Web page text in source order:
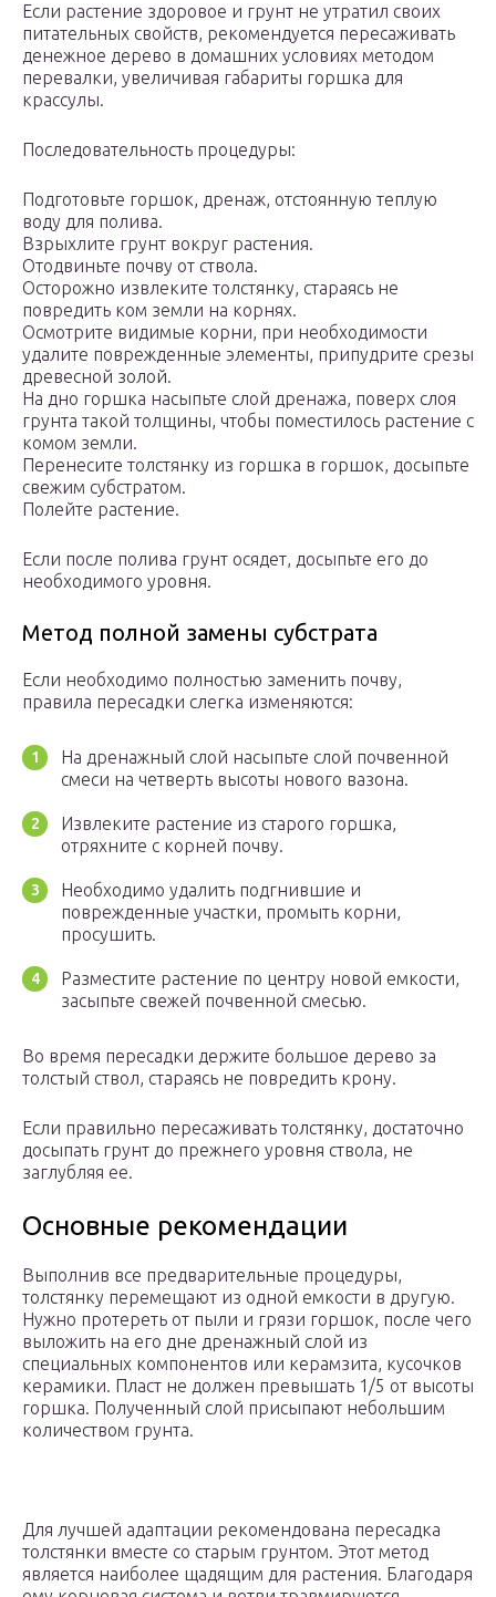
Если растение здоровое и грунт не утратил своих
питательных свойств, рекомендуется пересаживать
денежное дерево в домашних условиях методом
перевалки, увеличивая габариты горшка для
крассулы.
Последовательность процедуры:
Подготовьте горшок, дренаж, отстоянную теплую
воду для полива.
Взрыхлите грунт вокруг растения.
Отодвиньте почву от ствола.
Осторожно извлеките толстянку, стараясь не
повредить ком земли на корнях.
Осмотрите видимые корни, при необходимости
удалите поврежденные элементы, припудрите срезы
древесной золой.
На дно горшка насыпьте слой дренажа, поверх слоя
грунта такой толщины, чтобы поместилось растение с
комом земли.
Перенесите толстянку из горшка в горшок, досыпьте
свежим субстратом.
Полейте растение.
Если после полива грунт осядет, досыпьте его до
необходимого уровня.
Метод полной замены субстрата
Если необходимо полностью заменить почву,
правила пересадки слегка изменяются:
На дренажный слой насыпьте слой почвенной
смеси на четверть высоты нового вазона.
Извлеките растение из старого горшка,
отряхните с корней почву.
Необходимо удалить подгнившие и
поврежденные участки, промыть корни,
просушить.
Разместите растение по центру новой емкости,
засыпьте свежей почвенной смесью.
Во время пересадки держите большое дерево за
толстый ствол, стараясь не повредить крону.
Если правильно пересаживать толстянку, достаточно
досыпать грунт до прежнего уровня ствола, не
заглубляя ее.
Основные рекомендации
Выполнив все предварительные процедуры,
толстянку перемещают из одной емкости в другую.
Нужно протереть от пыли и грязи горшок, после чего
выложить на его дне дренажный слой из
специальных компонентов или керамзита, кусочков
керамики. Пласт не должен превышать 1/5 от высоты
горшка. Полученный слой присыпают небольшим
количеством грунта.
Для лучшей адаптации рекомендована пересадка
толстянки вместе со старым грунтом. Этот метод
является наиболее щадящим для растения. Благодаря